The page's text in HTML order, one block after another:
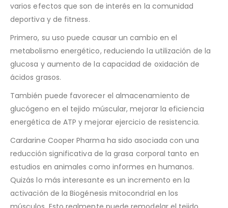
varios efectos que son de interés en la comunidad
deportiva y de fitness.
Primero, su uso puede causar un cambio en el
metabolismo energético, reduciendo la utilización de la
glucosa y aumento de la capacidad de oxidación de
ácidos grasos.
También puede favorecer el almacenamiento de
glucógeno en el tejido múscular, mejorar la eficiencia
energética de ATP y mejorar ejercicio de resistencia.
Cardarine Cooper Pharma ha sido asociada con una
reducción significativa de la grasa corporal tanto en
estudios en animales como informes en humanos.
Quizás lo más interesante es un incremento en la
activación de la Biogénesis mitocondrial en los